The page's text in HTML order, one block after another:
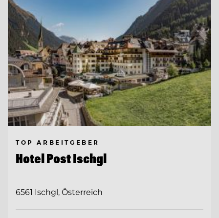
TOP ARBEITGEBER
Hotel Post Ischgl
6561 Ischgl, Österreich